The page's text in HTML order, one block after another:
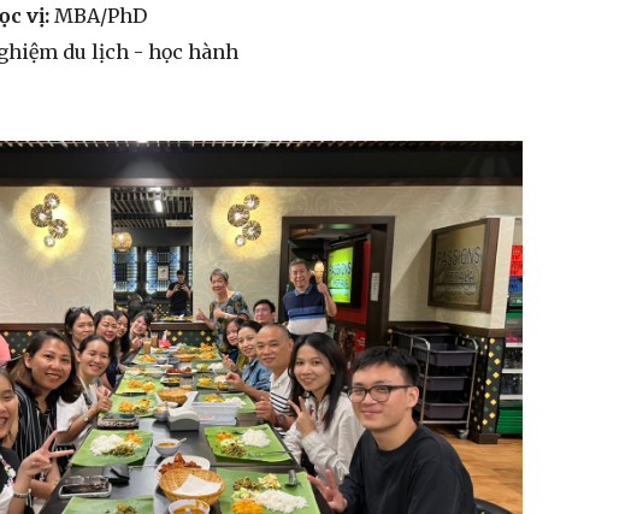
vị: MBA/PhD
du lịch - học hành